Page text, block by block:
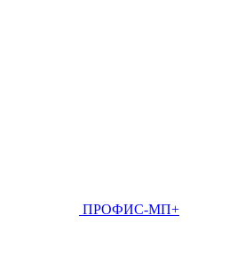
ПРОФИС-МП+